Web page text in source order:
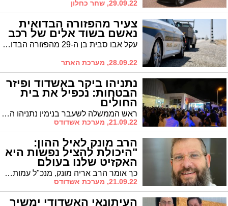
29.09.22, שחר כחלון
צעיר מהפזורה הבדואית
נאשם בשוד אלים של רכב
עקל אבו סבית בן ה-29 מהפזורה הבדואית, נאשם שיחד עם ארבעה אחרים שדד רכב BMW בכביש הערבה אחרי שהבעלים לא הסכים למכור לו אותו באילת. הפרקליטות מבקשת לעצור אותו עד תום ההליכים
28.09.22, מערכת האתר
נתניהו ביקר באשדוד ופיזר
הבטחות: נכפיל את בית
החולים
ראש הממשלה לשעבר בנימין נתניהו הגיע לסיבוב בחירות באשדוד עם ה'ביביבוס', עמד על הבמה והכריז בנוכחות ראש העיר ד"ר לסרי: "נכפיל את בית החולים ונבנה שתי כניסות נוספות לעיר"
21.09.22, מערכת אשדודס
הרב מונק לאיל ההון:
"היכולת להציל נפשות היא
האקזיט שלנו בעולם
החברתי" כך אומר הרב אריה מונק, מנכ"ל עמותת 'בית חם', שעוסקת בטיפול ושיקום של בעלי צרכים מיוחדים, בשיחה פתוחה עם המשקיע דב מורן (שותף מנהל, קרן הון הסיכון Grove Ventures) כחלק מסדרת מפגשים בין המגזר החברתי והעסקי. קראו את הכתבה המרתקת שפורסמה ב'גלובס' וקידשה שם שמים
21.09.22, מערכת אשדודס
העיתונאי האשדודי ימשיך